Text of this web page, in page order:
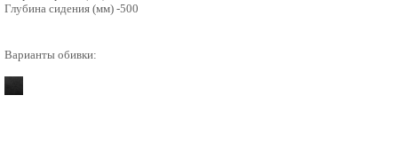
Глубина сидения (мм) -500
Варианты обивки: